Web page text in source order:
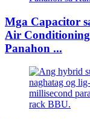
Mga Capacitor
Air Conditioning
Panahon ...